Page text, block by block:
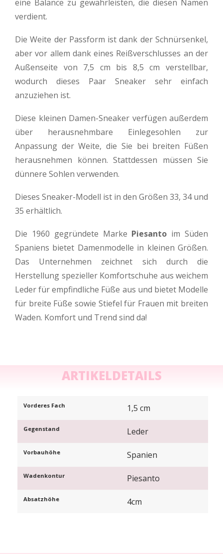
eine Balance zu gewährleisten, die diesen Namen
verdient.
Die Weite der Passform ist dank der Schnürsenkel,
aber vor allem dank eines Reißverschlusses an der
Außenseite von 7,5 cm bis 8,5 cm verstellbar,
wodurch dieses Paar Sneaker sehr einfach
anzuziehen ist.
Diese kleinen Damen-Sneaker verfügen außerdem
über herausnehmbare Einlegesohlen zur
Anpassung der Weite, die Sie bei breiten Füßen
herausnehmen können. Stattdessen müssen Sie
dünnere Sohlen verwenden.
Dieses Sneaker-Modell ist in den Größen 33, 34 und
35 erhältlich.
Die 1960 gegründete Marke Piesanto im Süden
Spaniens bietet Damenmodelle in kleinen Größen.
Das Unternehmen zeichnet sich durch die
Herstellung spezieller Komfortschuhe aus weichem
Leder für empfindliche Füße aus und bietet Modelle
für breite Füße sowie Stiefel für Frauen mit breiten
Waden. Komfort und Trend sind da!
ARTIKELDETAILS
Vorderes Fach 1,5 cm
Gegenstand Leder
Vorbauhöhe Spanien
Wadenkontur Piesanto
Absatzhöhe 4cm